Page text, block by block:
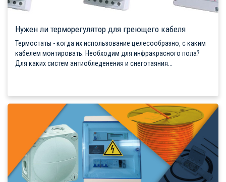
Нужен ли терморегулятор для греющего кабеля
Термостаты - когда их использование целесообразно, с каким
кабелем монтировать. Необходим для инфракрасного пола?
Для каких систем антиобледенения и снеготаяния...